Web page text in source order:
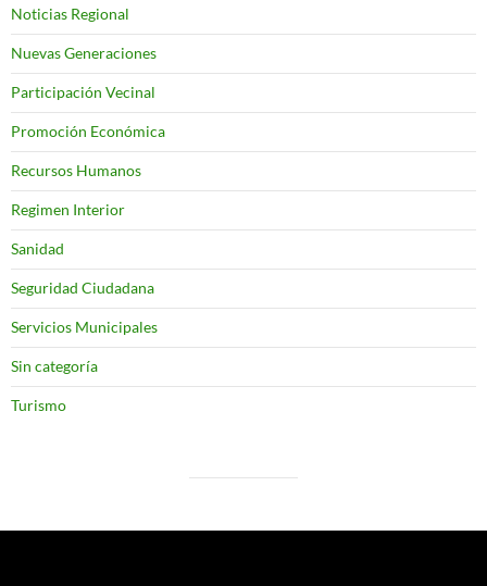
Noticias Regional
Nuevas Generaciones
Participación Vecinal
Promoción Económica
Recursos Humanos
Regimen Interior
Sanidad
Seguridad Ciudadana
Servicios Municipales
Sin categoría
Turismo